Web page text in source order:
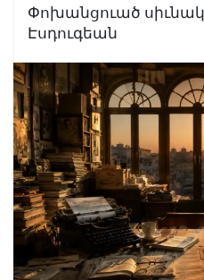
Փոխանցուած
Էսդուգեան